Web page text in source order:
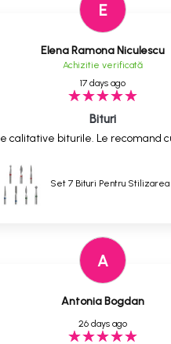
E
Elena Ramona Niculescu
Achizitie verificată
17 days ago
Bituri
calitative biturile. Le recomand
Set 7 Bituri Pentru Stilizarea
A
Antonia Bogdan
26 days ago